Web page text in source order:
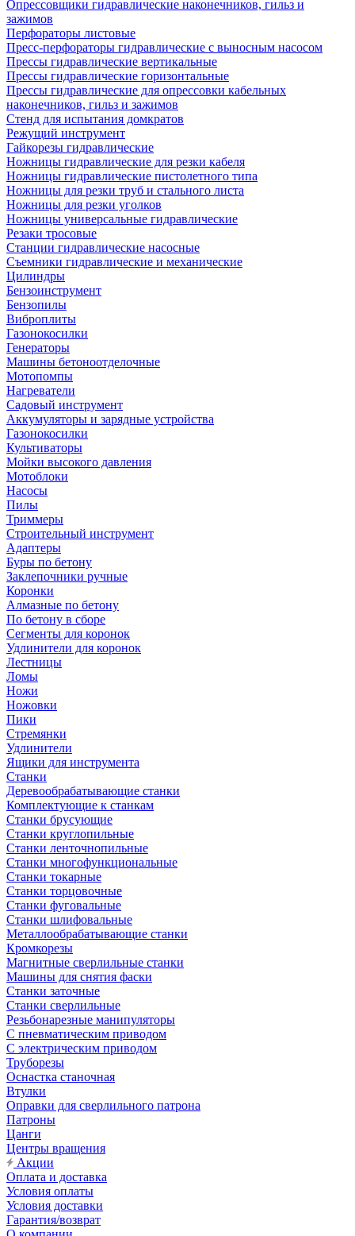
Опрессовщики гидравлические наконечников, гильз и
зажимов
Перфораторы листовые
Пресс-перфораторы гидравлические с выносным насосом
Прессы гидравлические вертикальные
Прессы гидравлические горизонтальные
Прессы гидравлические для опрессовки кабельных
наконечников, гильз и зажимов
Стенд для испытания домкратов
Режущий инструмент
Гайкорезы гидравлические
Ножницы гидравлические для резки кабеля
Ножницы гидравлические пистолетного типа
Ножницы для резки труб и стального листа
Ножницы для резки уголков
Ножницы универсальные гидравлические
Резаки тросовые
Станции гидравлические насосные
Съемники гидравлические и механические
Цилиндры
Бензоинструмент
Бензопилы
Виброплиты
Газонокосилки
Генераторы
Машины бетоноотделочные
Мотопомпы
Нагреватели
Садовый инструмент
Аккумуляторы и зарядные устройства
Газонокосилки
Культиваторы
Мойки высокого давления
Мотоблоки
Насосы
Пилы
Триммеры
Строительный инструмент
Адаптеры
Буры по бетону
Заклепочники ручные
Коронки
Алмазные по бетону
По бетону в сборе
Сегменты для коронок
Удлинители для коронок
Лестницы
Ломы
Ножи
Ножовки
Пики
Стремянки
Удлинители
Ящики для инструмента
Станки
Деревообрабатывающие станки
Комплектующие к станкам
Станки брусующие
Станки круглопильные
Станки ленточнопильные
Станки многофункциональные
Станки токарные
Станки торцовочные
Станки фуговальные
Станки шлифовальные
Металлообрабатывающие станки
Кромкорезы
Магнитные сверлильные станки
Машины для снятия фаски
Станки заточные
Станки сверлильные
Резьбонарезные манипуляторы
С пневматическим приводом
С электрическим приводом
Труборезы
Оснастка станочная
Втулки
Оправки для сверлильного патрона
Патроны
Цанги
Центры вращения
Акции
Оплата и доставка
Условия оплаты
Условия доставки
Гарантия/возврат